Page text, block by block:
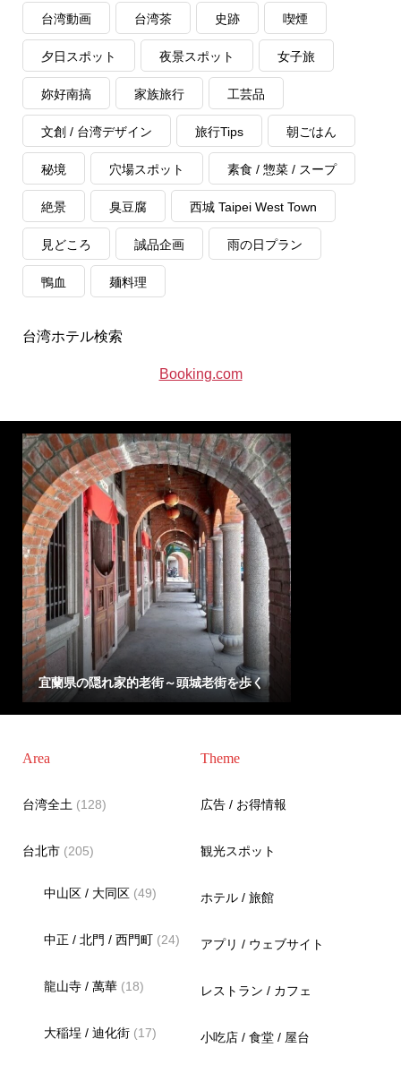
台湾動画 台湾茶 史跡 喫煙
夕日スポット 夜景スポット 女子旅
妳好南搞 家族旅行 工芸品
文創 / 台湾デザイン 旅行Tips 朝ごはん
秘境 穴場スポット 素食 / 惣菜 / スープ
絶景 臭豆腐 西城 Taipei West Town
見どころ 誠品企画 雨の日プラン
鴨血 麺料理
台湾ホテル検索
Booking.com
宜蘭県の隠れ家的老街～頭城老街を歩く
Area
台湾全土(128)
台北市(205)
中山区 / 大同区 (49)
中正 / 北門 / 西門町 (24)
龍山寺 / 萬華 (18)
大稲埕 / 迪化街 (17)
Theme
広告 / お得情報
観光スポット
ホテル / 旅館
アプリ / ウェブサイト
レストラン / カフェ
小吃店 / 食堂 / 屋台